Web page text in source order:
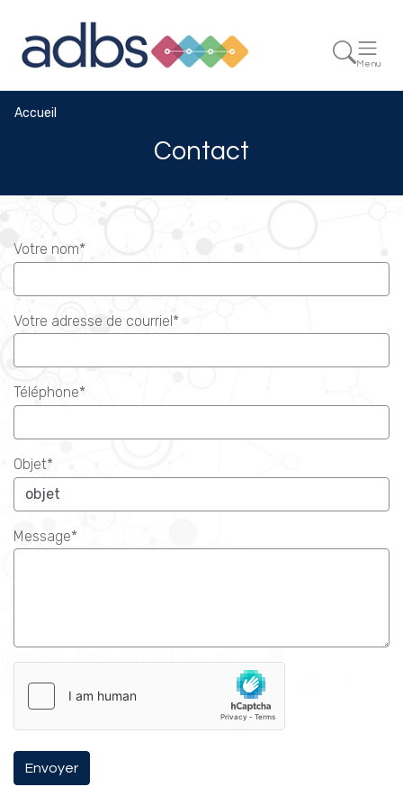
Menu
Accueil
Contact
Votre nom*
Votre adresse de courriel*
Téléphone*
Objet*
Message*
Envoyer